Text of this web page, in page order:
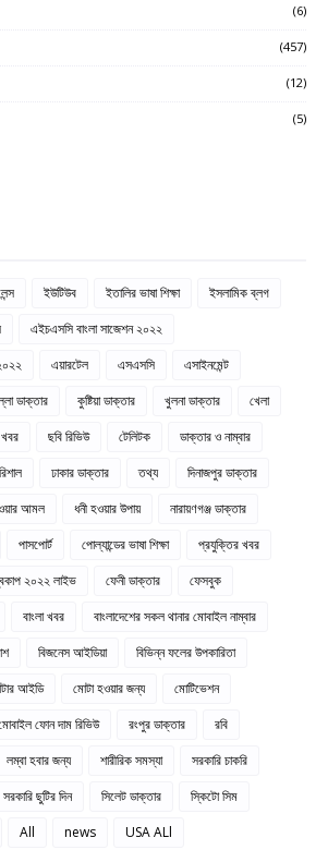
(6)
(457)
(12)
(5)
ইউটিউব ইতালির ভাষা শিক্ষা
ইসলামিক ব্লগ
এইচএসসি বাংলা সাজেশন ২০২২
এয়ারটেল এসএসসি
এসাইনমেন্ট
ডাক্তার কুষ্টিয়া ডাক্তার খুলনা ডাক্তার
খেলা
খবর ছবি রিভিউ টেলিটক
ডাক্তার ও নাম্বার
ঢাকার ডাক্তার তথ্য
দিনাজপুর ডাক্তার
আমল ধনী হওয়ার উপায়
নারায়ণগঞ্জ ডাক্তার
পাসপোর্ট পোল্যান্ডের ভাষা শিক্ষা
প্রযুক্তির খবর
২০২২ লাইভ ফেনী ডাক্তার
ফেসবুক
বাংলা খবর
বাংলাদেশের সকল থানার মোবাইল নাম্বার
বিজনেস আইডিয়া
বিভিন্ন ফলের উপকারিতা
আইডি মোটা হওয়ার জন্য
মোটিভেশন
ফোন দাম রিভিউ রংপুর ডাক্তার
রবি
লম্বা হবার জন্য শারীরিক সমস্যা
সরকারি চাকরি
সরকারি ছুটির দিন সিলেট ডাক্তার
স্কিটো সিম
All news USA ALl